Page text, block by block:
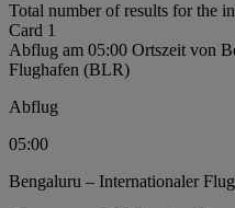
Total number of results for the
Card 1
Abflug am 05:00 Ortszeit von
Flughafen (BLR)
Abflug
05:00
Bengaluru – Internationaler